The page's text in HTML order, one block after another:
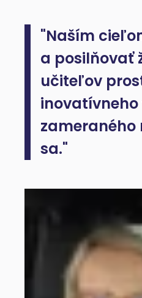
"Naším
a posilňovať
učiteľov
zameraného
sa."